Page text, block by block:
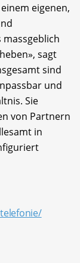
eigenen,
sagt
sind
und
Sie
von Partnern
in